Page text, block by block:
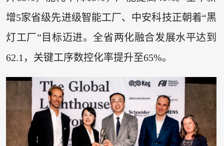
增5家省级先进级智能工厂、中安科技正朝着“黑
灯工厂”目标迈进。全省两化融合发展水平达到
62.1，关键工序数控化率提升至65%。